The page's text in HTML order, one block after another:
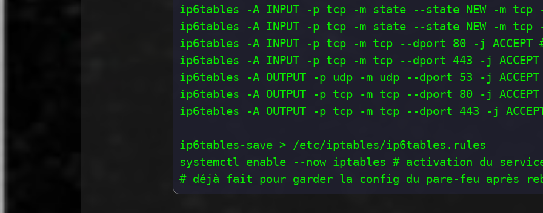
ip6tables -A INPUT -p tcp -m state --state NEW -m tcp
ip6tables -A INPUT -p tcp -m state --state NEW -m tcp
ip6tables -A INPUT -p tcp -m tcp --dport 80 -j ACCEPT
ip6tables -A INPUT -p tcp -m tcp --dport 443 -j ACCEPT
ip6tables -A OUTPUT -p udp -m udp --dport 53 -j
ip6tables -A OUTPUT -p tcp -m tcp --dport 80 -j
ip6tables -A OUTPUT -p tcp -m tcp --dport 443 -j
ip6tables-save > /etc/iptables/ip6tables.rules
systemctl enable --now iptables # activation du